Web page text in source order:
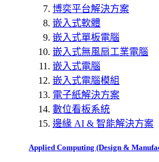
博奕平台解決方案
嵌入式軟體
嵌入式單板電腦
嵌入式無風扇工業電腦
嵌入式電腦
嵌入式電腦模組
電子紙解決方案
數位看板系統
邊緣 AI & 智能解決方案
Applied Computing (Design &